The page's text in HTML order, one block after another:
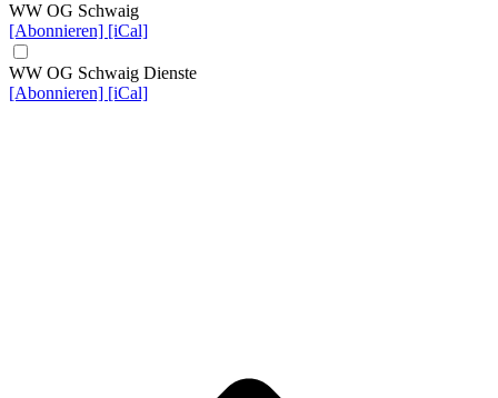
WW OG Schwaig
[Abonnieren] [iCal]
WW OG Schwaig Dienste
[Abonnieren] [iCal]